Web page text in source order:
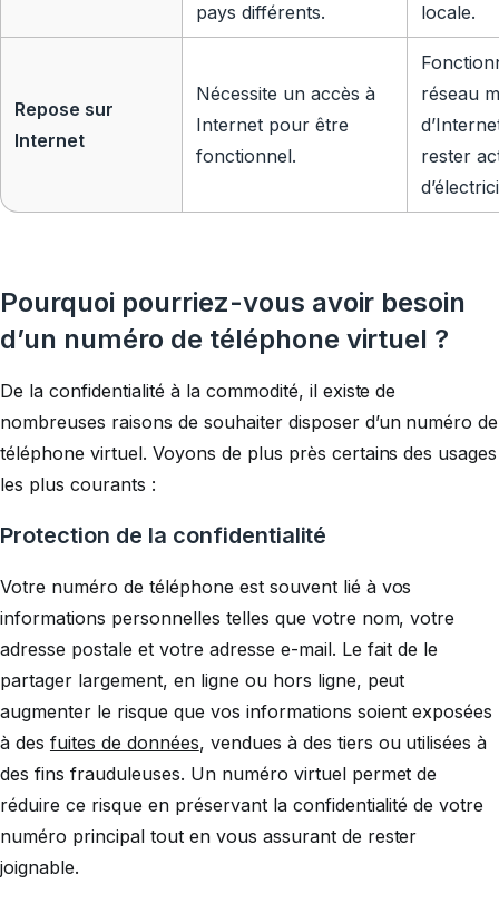
pays différents.
locale.
Repose sur
Internet
Nécessite un accès à
Internet pour être
fonctionnel.
réseau
rester
Pourquoi pourriez-vous avoir besoin
d’un numéro de téléphone virtuel ?
De la confidentialité à la commodité, il existe de
nombreuses raisons de souhaiter disposer d’un numéro de
téléphone virtuel. Voyons de plus près certains des usages
les plus courants :
Protection de la confidentialité
Votre numéro de téléphone est souvent lié à vos
informations personnelles telles que votre nom, votre
adresse postale et votre adresse e-mail. Le fait de le
partager largement, en ligne ou hors ligne, peut
augmenter le risque que vos informations soient exposées
à des fuites de données, vendues à des tiers ou utilisées à
des fins frauduleuses. Un numéro virtuel permet de
réduire ce risque en préservant la confidentialité de votre
numéro principal tout en vous assurant de rester
joignable.